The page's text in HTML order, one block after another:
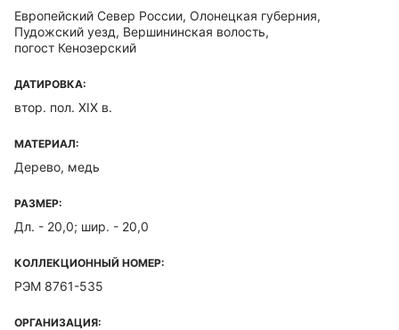
Европейский Север России, Олонецкая губерния,
Пудожский уезд, Вершининская волость,
погост Кенозерский
ДАТИРОВКА:
втор. пол. XIX в.
МАТЕРИАЛ:
Дерево, медь
РАЗМЕР:
Дл. - 20,0; шир. - 20,0
КОЛЛЕКЦИОННЫЙ НОМЕР:
РЭМ 8761-535
ОРГАНИЗАЦИЯ: